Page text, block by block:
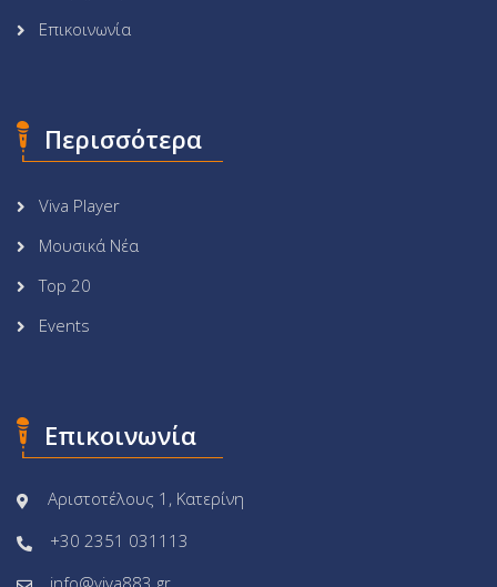
Επικοινωνία
Περισσότερα
Viva Player
Μουσικά Νέα
Top 20
Events
Επικοινωνία
Αριστοτέλους 1, Κατερίνη
+30 2351 031113
info@viva883.gr